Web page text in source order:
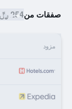
صفقات من254 ﷼
مزود